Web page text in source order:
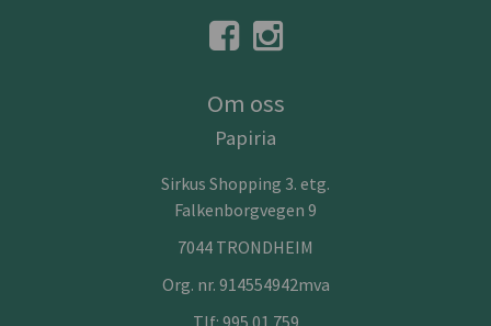
Om oss
Papiria
Sirkus Shopping 3. etg.
Falkenborgvegen 9
7044 TRONDHEIM
Org. nr. 914554942mva